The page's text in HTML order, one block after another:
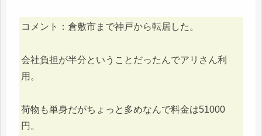
コメント：倉敷市まで神戸から転居した。
会社負担が半分ということだったんでアリさん利
用。
荷物も単身だがちょっと多めなんで料金は51000
円。